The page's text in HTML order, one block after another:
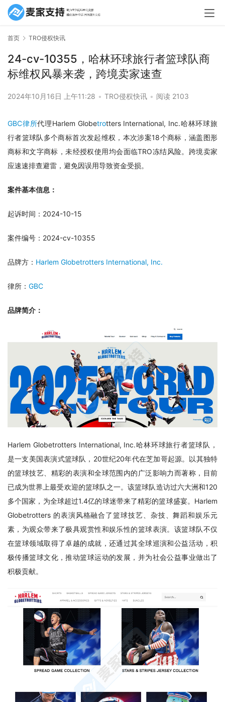
首页 TRO侵权快讯
24-cv-10355，哈林环球旅行者篮球队商
标维权风暴来袭，跨境卖家速查
2024年10月16日 上午11:28 • TRO侵权快讯 • 阅读 2103
GBC律所代理Harlem Globetrotters International, Inc.哈林环球旅
行者篮球队多个商标首次发起维权，本次涉案18个商标，涵盖图形
商标和文字商标，未经授权使用均会面临TRO冻结风险。跨境卖家
应速速排查避雷，避免因误用导致资金受损。
案件基本信息：
起诉时间：2024-10-15
案件编号：2024-cv-10355
品牌方： Harlem Globetrotters International, Inc.
律所： GBC
品牌简介：
Harlem Globetrotters International, Inc.哈林环球旅行者篮球队，
是一支美国表演式篮球队，20世纪20年代在芝加哥起源。以其独特
的篮球技艺、精彩的表演和全球范围内的广泛影响力而著称，目前
已成为世界上最受欢迎的篮球队之一。该篮球队造访过六大洲和120
多个国家，为全球超过1.4亿的球迷带来了精彩的篮球盛宴。Harlem
Globetrotters 的表演风格融合了篮球技艺、杂技、舞蹈和娱乐元
素，为观众带来了极具观赏性和娱乐性的篮球表演。该篮球队不仅
在篮球领域取得了卓越的成就，还通过其全球巡演和公益活动，积
极传播篮球文化，推动篮球运动的发展，并为社会公益事业做出了
积极贡献。